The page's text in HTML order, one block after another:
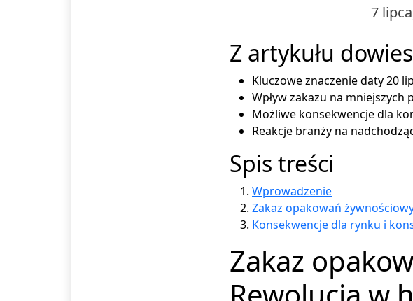
7
Z artykułu
Kluczowe znaczenie daty 20
Wpływ zakazu na
Możliwe konsekwencje dla
Reakcje branży na
Spis treści
Wprowadzenie
Zakaz opakowań
Konsekwencje dla rynku i
Zakaz